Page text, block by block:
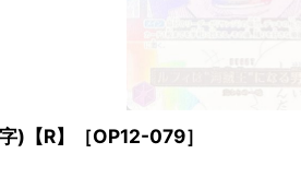
)【R】［OP12-079］